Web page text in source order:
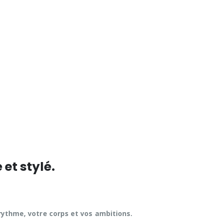
et stylé.
votre corps et vos ambitions.